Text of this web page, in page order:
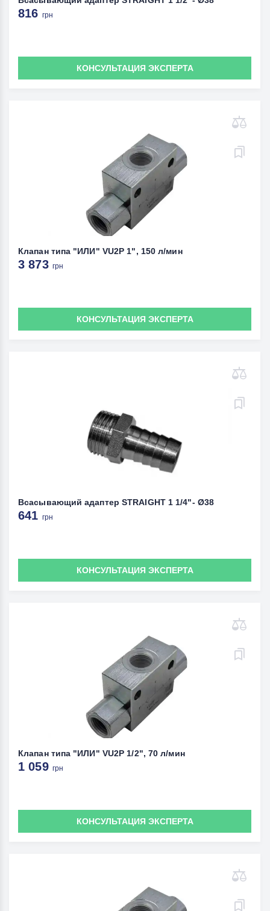
816 грн
КОНСУЛЬТАЦИЯ ЭКСПЕРТА
Клапан типа "ИЛИ" VU2P 1", 150 л/мин
3 873 грн
КОНСУЛЬТАЦИЯ ЭКСПЕРТА
Всасывающий адаптер STRAIGHT 1 1/4"- Ø38
641 грн
КОНСУЛЬТАЦИЯ ЭКСПЕРТА
Клапан типа "ИЛИ" VU2P 1/2", 70 л/мин
1 059 грн
КОНСУЛЬТАЦИЯ ЭКСПЕРТА